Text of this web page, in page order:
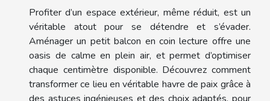
Profiter d’un espace extérieur, même réduit, est un
véritable atout pour se détendre et s’évader.
Aménager un petit balcon en coin lecture offre une
oasis de calme en plein air, et permet d’optimiser
chaque centimètre disponible. Découvrez comment
transformer ce lieu en véritable havre de paix grâce à